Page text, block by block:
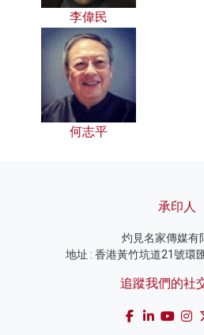
李偉民
何志平
承印人
灼見名家傳媒有
地址 : 香港黃竹坑道21號環
追蹤我們的社